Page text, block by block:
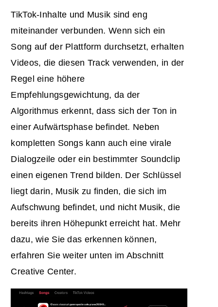
TikTok-Inhalte und Musik sind eng
miteinander verbunden. Wenn sich ein
Song auf der Plattform durchsetzt, erhalten
Videos, die diesen Track verwenden, in der
Regel eine höhere
Empfehlungsgewichtung, da der
Algorithmus erkennt, dass sich der Ton in
einer Aufwärtsphase befindet. Neben
kompletten Songs kann auch eine virale
Dialogzeile oder ein bestimmter Soundclip
einen eigenen Trend bilden. Der Schlüssel
liegt darin, Musik zu finden, die sich im
Aufschwung befindet, und nicht Musik, die
bereits ihren Höhepunkt erreicht hat. Mehr
dazu, wie Sie das erkennen können,
erfahren Sie weiter unten im Abschnitt
Creative Center.